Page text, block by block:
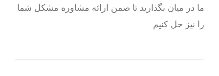
ما در میان بگذارید تا ضمن ارائه مشاوره مشکل شما
را نیز حل کنیم